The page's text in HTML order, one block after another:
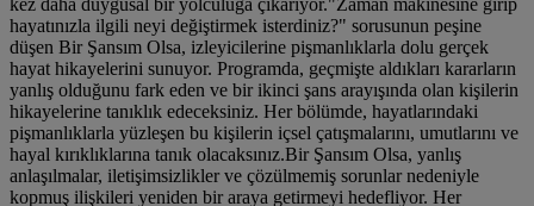
hayatınızla ilgili neyi değiştirmek isterdiniz?" sorusunun peşine
düşen Bir Şansım Olsa, izleyicilerine pişmanlıklarla dolu gerçek
hayat hikayelerini sunuyor. Programda, geçmişte aldıkları kararların
yanlış olduğunu fark eden ve bir ikinci şans arayışında olan kişilerin
hikayelerine tanıklık edeceksiniz. Her bölümde, hayatlarındaki
pişmanlıklarla yüzleşen bu kişilerin içsel çatışmalarını, umutlarını ve
hayal kırıklıklarına tanık olacaksınız.Bir Şansım Olsa, yanlış
anlaşılmalar, iletişimsizlikler ve çözülmemiş sorunlar nedeniyle
kopmuş ilişkileri yeniden bir araya getirmeyi hedefliyor. Her